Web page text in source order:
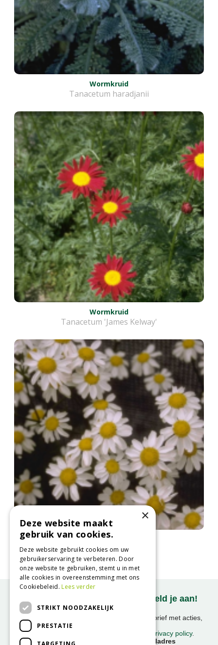
Wormkruid
Tanacetum haradjanii
Wormkruid
Tanacetum 'James Kelway'
Wormkruid
Tanacetum corymbosum
Onze nieuwsbrief ontvangen? Meld je aan!
Ontvang ongeveer 1x per week onze nieuwsbrief met acties,
We slaan uw gegevens op conform onze
privacy policy.
Voornaam
E-mailadres
×
Deze website maakt
gebruik van cookies.
Deze website gebruikt cookies om uw
gebruikerservaring te verbeteren. Door
onze website te gebruiken, stemt u in met
alle cookies in overeenstemming met ons
Cookiebeleid.Lees verder
STRIKT NOODZAKELIJK
PRESTATIE